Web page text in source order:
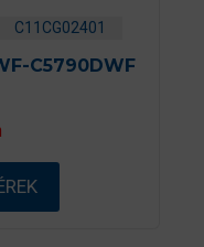
C11CG02401
C5790DWF